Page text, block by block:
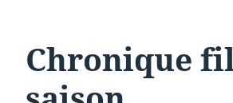
Chronique